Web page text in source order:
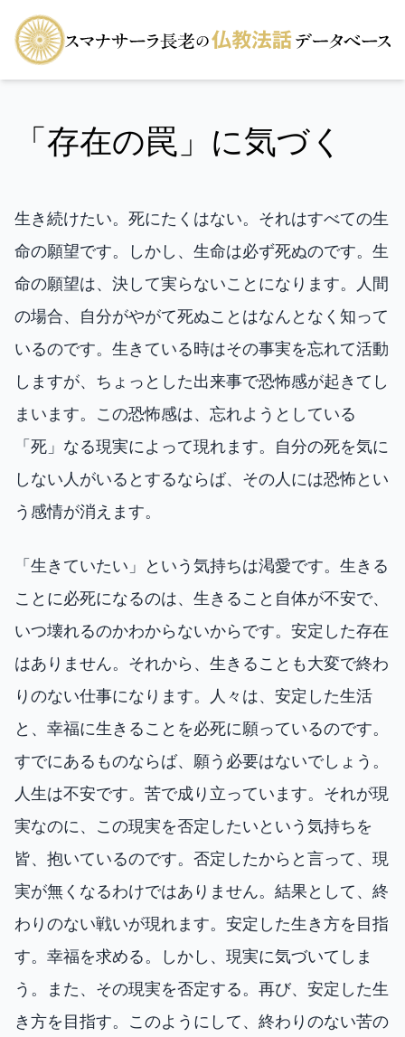
「存在の罠」に気づく
生き続けたい。死にたくはない。それはすべての生
命の願望です。しかし、生命は必ず死ぬのです。生
命の願望は、決して実らないことになります。人間
の場合、自分がやがて死ぬことはなんとなく知って
いるのです。生きている時はその事実を忘れて活動
しますが、ちょっとした出来事で恐怖感が起きてし
まいます。この恐怖感は、忘れようとしている
「死」なる現実によって現れます。自分の死を気に
しない人がいるとするならば、その人には恐怖とい
う感情が消えます。
「生きていたい」という気持ちは渇愛です。生きる
ことに必死になるのは、生きること自体が不安で、
いつ壊れるのかわからないからです。安定した存在
はありません。それから、生きることも大変で終わ
りのない仕事になります。人々は、安定した生活
と、幸福に生きることを必死に願っているのです。
すでにあるものならば、願う必要はないでしょう。
人生は不安です。苦で成り立っています。それが現
実なのに、この現実を否定したいという気持ちを
皆、抱いているのです。否定したからと言って、現
実が無くなるわけではありません。結果として、終
わりのない戦いが現れます。安定した生き方を目指
す。幸福を求める。しかし、現実に気づいてしま
う。また、その現実を否定する。再び、安定した生
き方を目指す。このようにして、終わりのない苦の